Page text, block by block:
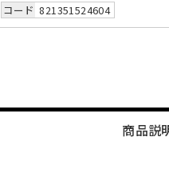
コード 821351524604
商品説